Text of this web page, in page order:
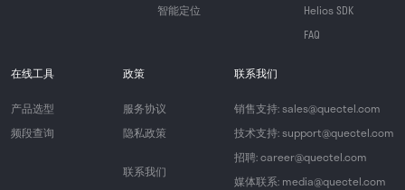
智能定位
Helios SDK
FAQ
在线工具
产品选型
频段查询
政策
服务协议
隐私政策
联系我们
联系我们
销售支持: sales@quectel.com
技术支持: support@quectel.com
招聘: career@quectel.com
媒体联系: media@quectel.com